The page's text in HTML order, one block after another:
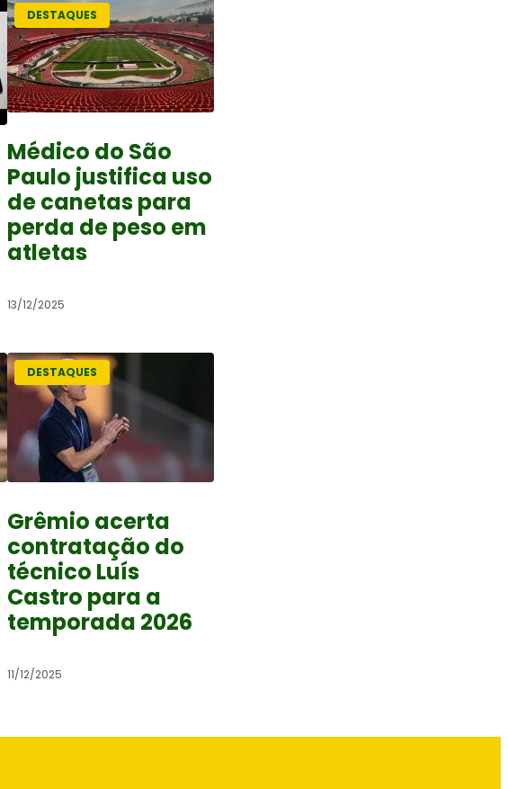
DESTAQUES
Médico do São
Paulo justifica uso
de canetas para
perda de peso em
atletas
13/12/2025
DESTAQUES
Grêmio acerta
contratação do
técnico Luís
Castro para a
temporada 2026
11/12/2025